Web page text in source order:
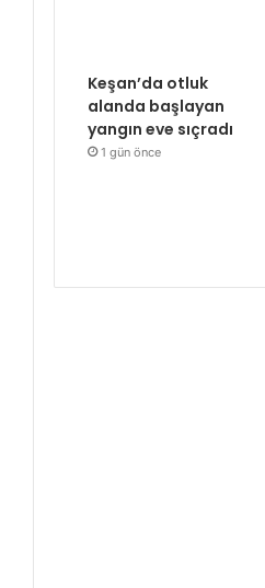
Keşan’da otluk
alanda başlayan
yangın eve sıçradı
1 gün önce